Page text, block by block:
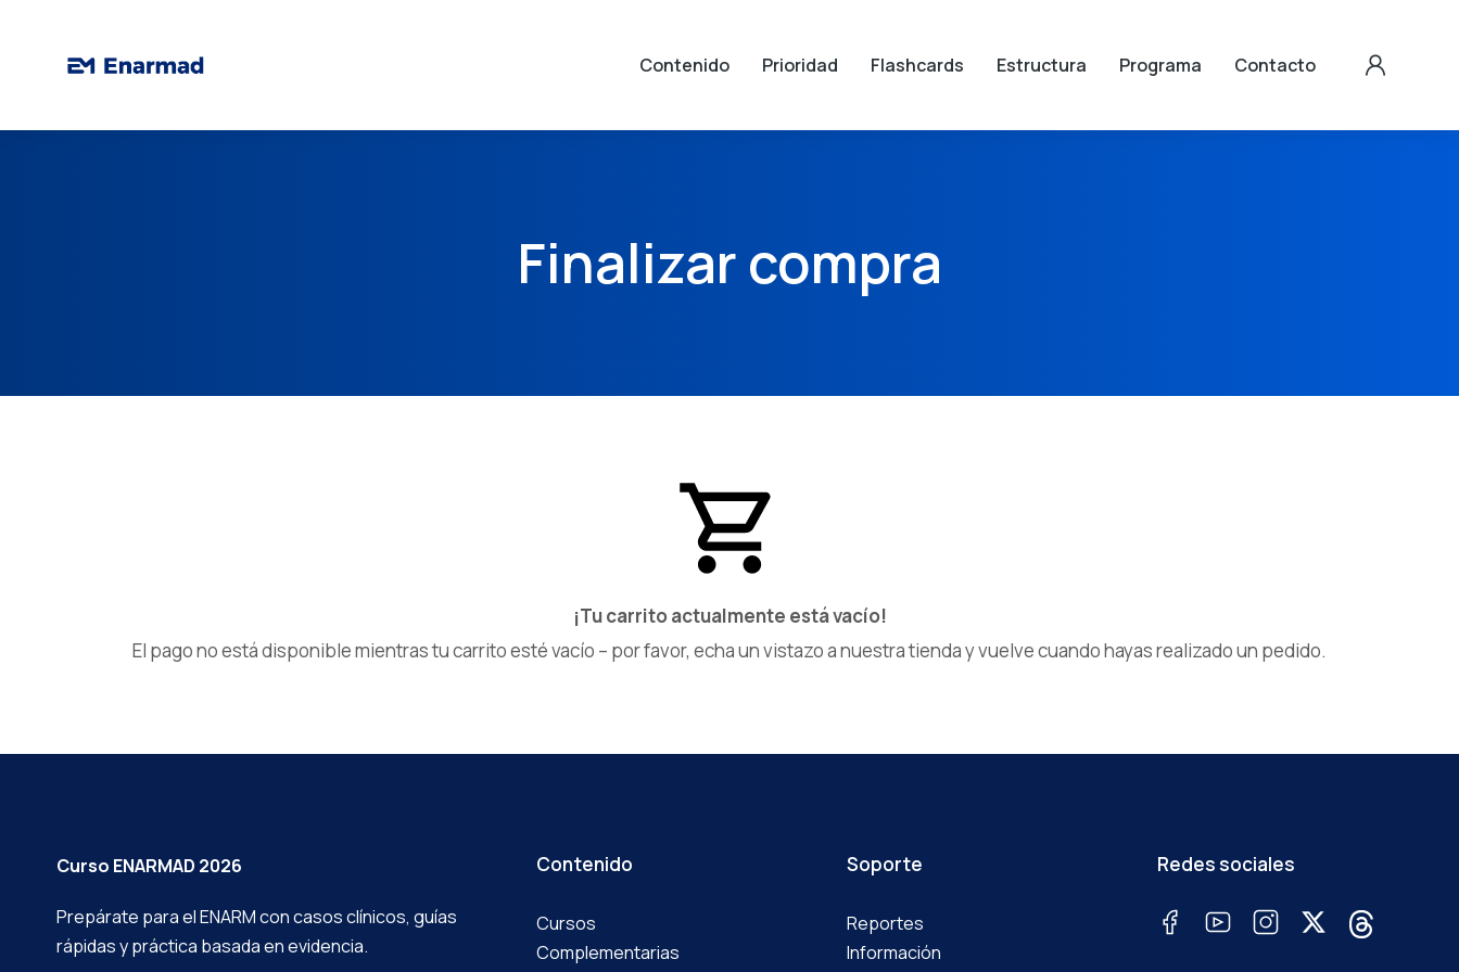
Contenido Prioridad Flashcards Estructura Programa Contacto
Finalizar compra
¡Tu carrito actualmente está vacío!
El pago no está disponible mientras tu carrito esté vacío – por favor, echa un vistazo a nuestra tienda y vuelve cuando hayas realizado un pedido.
Curso ENARMAD 2026
Prepárate para el ENARM con casos clínicos, guías
rápidas y práctica basada en evidencia.
Contenido
Cursos
Complementarias
Soporte
Reportes
Información
Redes sociales